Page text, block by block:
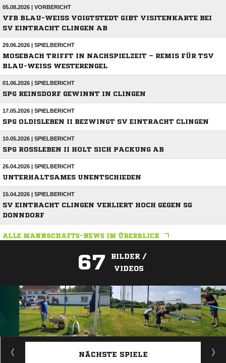
05.08.2026 | VORBERICHT
VFB BLAU-WEISS VOIGTSTEDT GIBT VISITENKARTE BEI S
V EINTRACHT CLINGEN AB
29.06.2026 | SPIELBERICHT
MOSEBACH TRIFFT IN NACHSPIELZEIT – REMIS FÜR TSV
BLAU-WEISS WESTERENGEL
01.06.2026 | SPIELBERICHT
SPG REINSDORF GEWINNT IN CLINGEN
17.05.2026 | SPIELBERICHT
SPG OLDISLEBEN II BEZWINGT SV EINTRACHT CLINGEN
10.05.2026 | SPIELBERICHT
SPG ROSSLEBEN II HOLT SICH PACKUNG AB
26.04.2026 | SPIELBERICHT
UNTERHALTSAMES UNENTSCHIEDEN
15.04.2026 | SPIELBERICHT
SV EINTRACHT CLINGEN VERLIERT HOCH GEGEN SG
DONNDORF
ALLE MANNSCHAFTS-NEWS IM ÜBERBLICK
67
BILDER /
VIDEOS
ANZEIGE
NÄCHSTE SPIELE